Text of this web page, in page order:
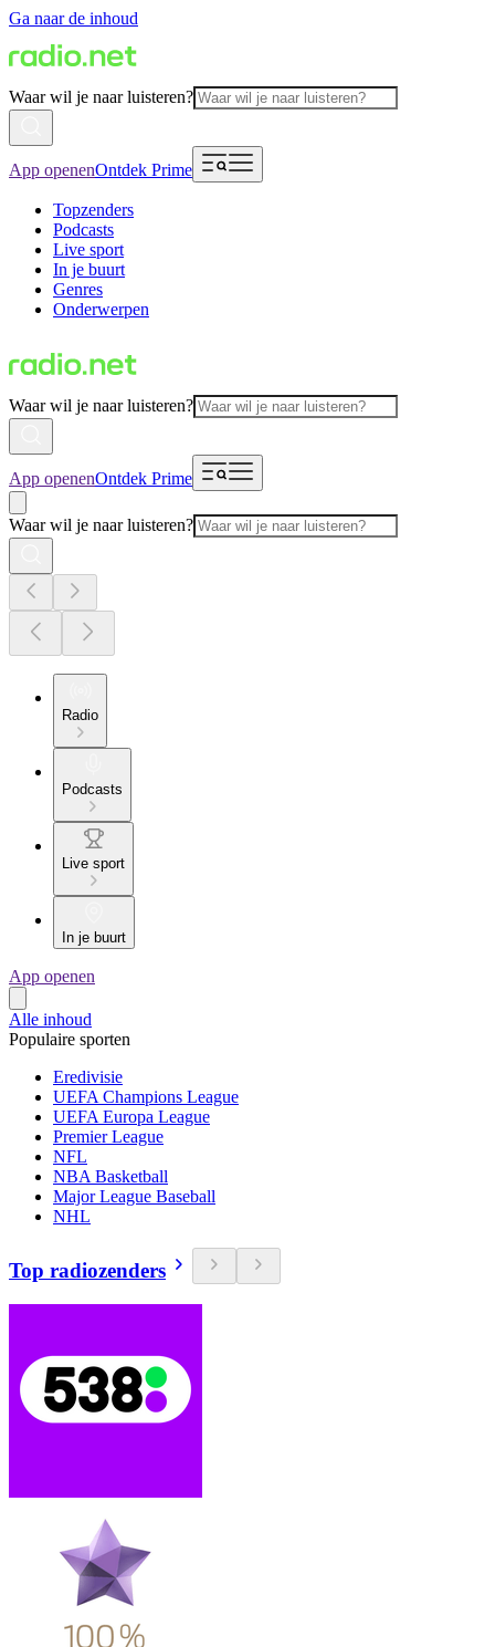
Ga naar de inhoud
Waar wil je naar luisteren?
App openenOntdek Prime
Topzenders
Podcasts
Live sport
In je buurt
Genres
Onderwerpen
Waar wil je naar luisteren?
App openenOntdek Prime
Waar wil je naar luisteren?
Radio
Podcasts
Live sport
In je buurt
App openen
Alle inhoud
Populaire sporten
Eredivisie
UEFA Champions League
UEFA Europa League
Premier League
NFL
NBA Basketball
Major League Baseball
NHL
Top radiozenders